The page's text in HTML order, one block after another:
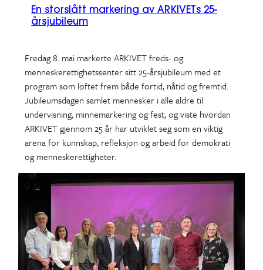
En storslått markering av ARKIVETs 25-
årsjubileum
Fredag 8. mai markerte ARKIVET freds- og
menneskerettighetssenter sitt 25-årsjubileum med et
program som løftet frem både fortid, nåtid og fremtid.
Jubileumsdagen samlet mennesker i alle aldre til
undervisning, minnemarkering og fest, og viste hvordan
ARKIVET gjennom 25 år har utviklet seg som en viktig
arena for kunnskap, refleksjon og arbeid for demokrati
og menneskerettigheter.